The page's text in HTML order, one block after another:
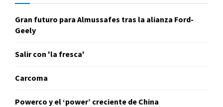
Gran futuro para Almussafes tras la alianza Ford-
Geely
Salir con 'la fresca'
Carcoma
Powerco y el ‘power’ creciente de China